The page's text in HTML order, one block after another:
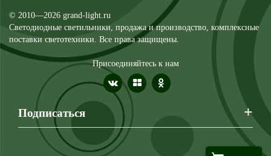
© 2010—2026 grand-light.ru
Светодиодные светильники, продажа и производство, комплексные
поставки светотехники. Все права защищены.
Присоединяйтесь к нам
Подписаться +